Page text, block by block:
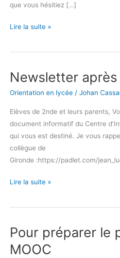
que vous hésitiez […]
Lire la suite »
Newsletter
Orientation en lycée / Johan
Elèves de 2nde et leurs parents,
document informatif du Centre
qui vous est destiné. Je vous
collègue de
Gironde :https://padlet.com/
Newsletter
2nde
Lire la suite »
Pour préparer le
MOOC
Pour
le